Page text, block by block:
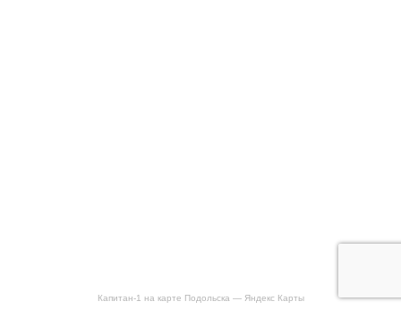
Капитан-1 на карте Подольска — Яндекс Карты